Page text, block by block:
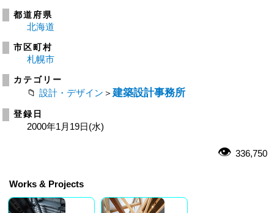
都道府県
北海道
市区町村
札幌市
カテゴリー
設計・デザイン ＞ 建築設計事務所
登録日
2000年1月19日(水)
336,750
Works & Projects